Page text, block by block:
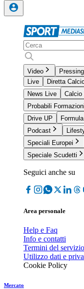
Video Pressing
Live
Diretta
News Live
Calcio
Probabili Formazioni
Drive UP
Podcast
Speciali Europei
Speciale Scudetti
Seguici anche su
Area personale
Help e Faq
Info e contatti
Termini del servizio
Utilizzo dati e
Cookie Policy
Mercato